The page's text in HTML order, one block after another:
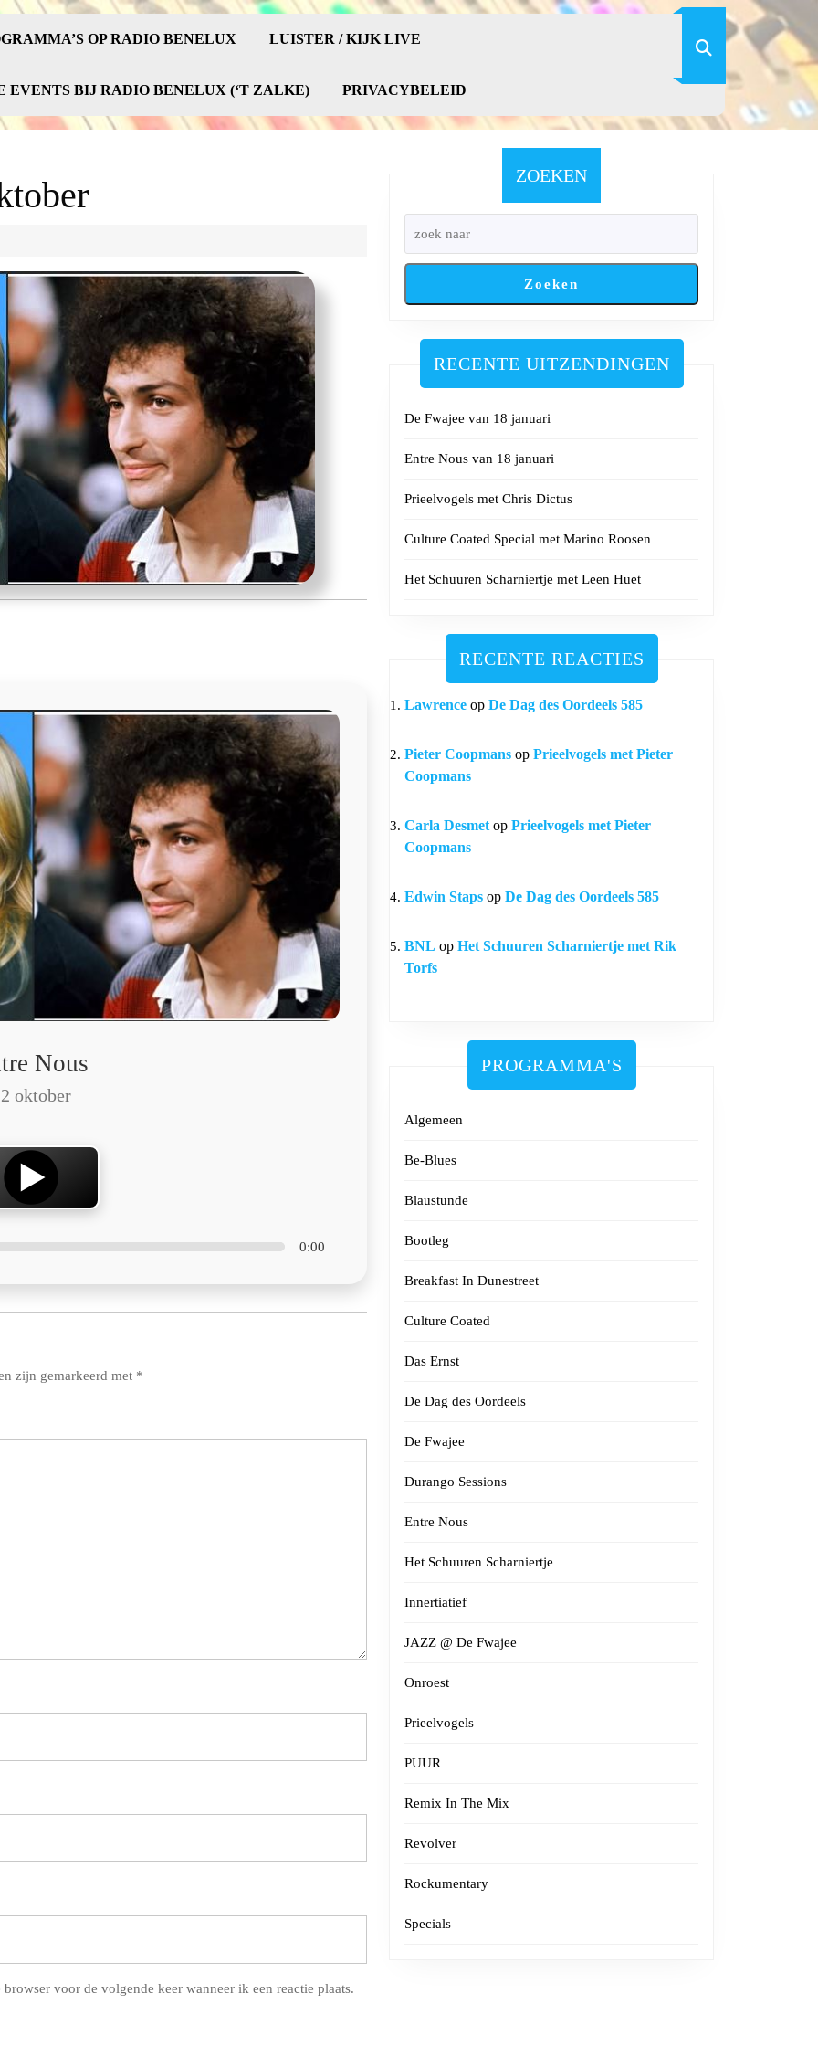
OP RADIO BENELUX LUISTER / KIJK LIVE
EVENTS BIJ RADIO BENELUX (‘T ZALKE) PRIVACYBELEID
Nous
oktober
0:00
zijn gemarkeerd met *
voor de volgende keer wanneer ik een reactie plaats.
ZOEKEN
Zoeken
RECENTE UITZENDINGEN
De Fwajee van 18 januari
Entre Nous van 18 januari
Prieelvogels met Chris Dictus
Culture Coated Special met Marino Roosen
Het Schuuren Scharniertje met Leen Huet
RECENTE REACTIES
Lawrence op De Dag des Oordeels 585
Pieter Coopmans op Prieelvogels met Pieter
Coopmans
Carla Desmet op Prieelvogels met Pieter
Coopmans
Edwin Staps op De Dag des Oordeels 585
BNL op Het Schuuren Scharniertje met Rik
Torfs
PROGRAMMA'S
Algemeen
Be-Blues
Blaustunde
Bootleg
Breakfast In Dunestreet
Culture Coated
Das Ernst
De Dag des Oordeels
De Fwajee
Durango Sessions
Entre Nous
Het Schuuren Scharniertje
Innertiatief
JAZZ @ De Fwajee
Onroest
Prieelvogels
PUUR
Remix In The Mix
Revolver
Rockumentary
Specials